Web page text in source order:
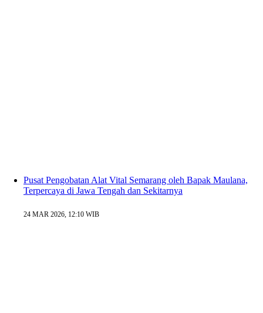
Pusat Pengobatan Alat Vital Semarang oleh Bapak Maulana,
Terpercaya di Jawa Tengah dan Sekitarnya
24 MAR 2026, 12:10 WIB